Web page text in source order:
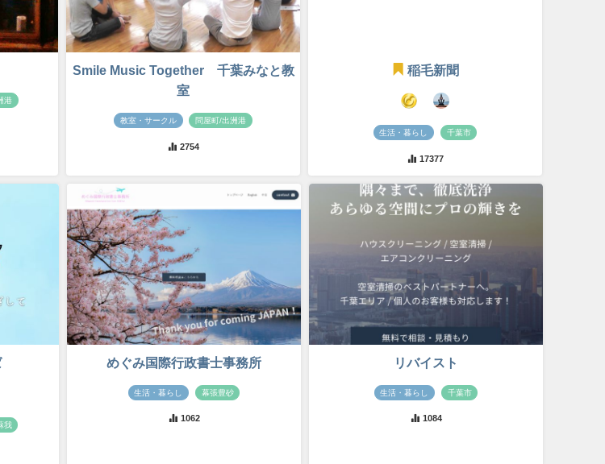
港
Smile Music Together 千葉みなと教
室
教室・サークル 問屋町/出洲港
2754
稲毛新聞
生活・暮らし 千葉市
17377
我
めぐみ国際行政書士事務所
生活・暮らし 幕張豊砂
1062
リバイスト
生活・暮らし 千葉市
1084